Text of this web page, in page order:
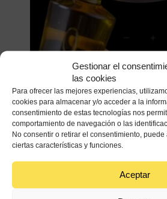
Gestionar el
las cookies
Para ofrecer las mejores experiencias,
cookies para almacenar y/o acceder a la
consentimiento de estas tecnologías nos
comportamiento de navegación o las
No consentir o retirar el consentimiento,
ciertas características y funciones.
Aceptar
Puedes poner la menestra alemana
primer plato como primer plato o
acompañamiento de una carne o